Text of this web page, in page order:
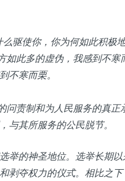
驱使你，你为何如此积极
如此多的虚伪，我感到不
不寒而栗。
问责制和为人民服务的真
与其所服务的公民脱节。
举的神圣地位。选举长期
剥夺权力的仪式。相比之